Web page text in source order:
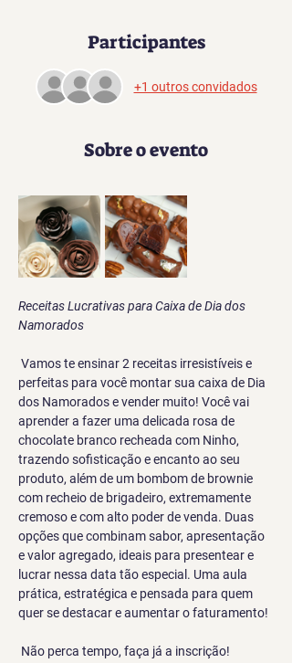
Participantes
+1 outros convidados
Sobre o evento
Receitas Lucrativas para Caixa de Dia dos
Namorados
Vamos te ensinar 2 receitas irresistíveis e
perfeitas para você montar sua caixa de Dia
dos Namorados e vender muito! Você vai
aprender a fazer uma delicada rosa de
chocolate branco recheada com Ninho,
trazendo sofisticação e encanto ao seu
produto, além de um bombom de brownie
com recheio de brigadeiro, extremamente
cremoso e com alto poder de venda. Duas
opções que combinam sabor, apresentação
e valor agregado, ideais para presentear e
lucrar nessa data tão especial. Uma aula
prática, estratégica e pensada para quem
quer se destacar e aumentar o faturamento!
Não perca tempo, faça já a inscrição!